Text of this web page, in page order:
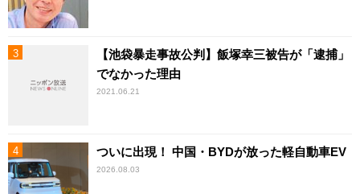
【池袋暴走事故公判】飯塚幸三被告が「逮捕」
でなかった理由
2021.06.21
ついに出現！ 中国・BYDが放った軽自動車EV
2026.08.03